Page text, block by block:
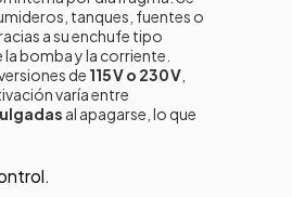
tanques, fuentes o
a su enchufe tipo
bomba y la corriente.
de 115 V o 230 V
varía entre
al apagarse, lo que